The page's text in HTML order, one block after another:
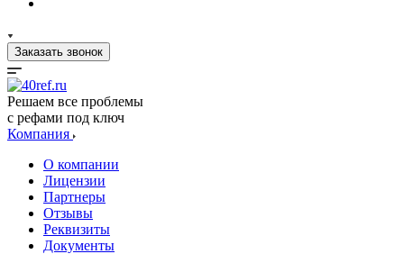
Заказать звонок
Решаем все проблемы
с рефами под ключ
Компания
О компании
Лицензии
Партнеры
Отзывы
Реквизиты
Документы